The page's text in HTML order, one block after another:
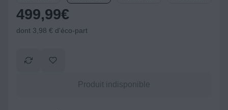
499,99€
dont 3,98 € d'éco-part
Produit indisponible